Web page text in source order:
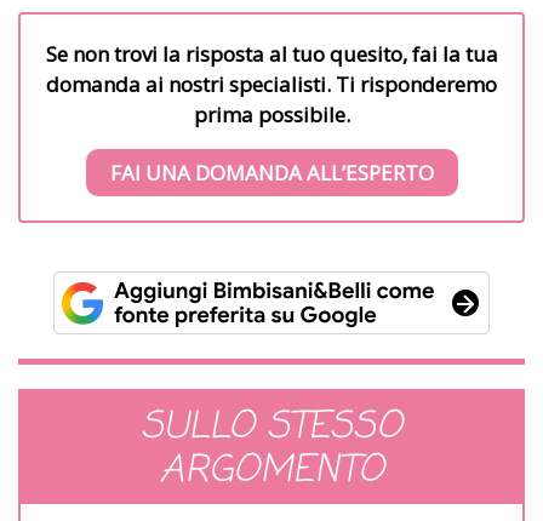
Se non trovi la risposta al tuo quesito, fai la tua
domanda ai nostri specialisti. Ti risponderemo
prima possibile.
FAI UNA DOMANDA ALL’ESPERTO
SULLO STESSO
ARGOMENTO